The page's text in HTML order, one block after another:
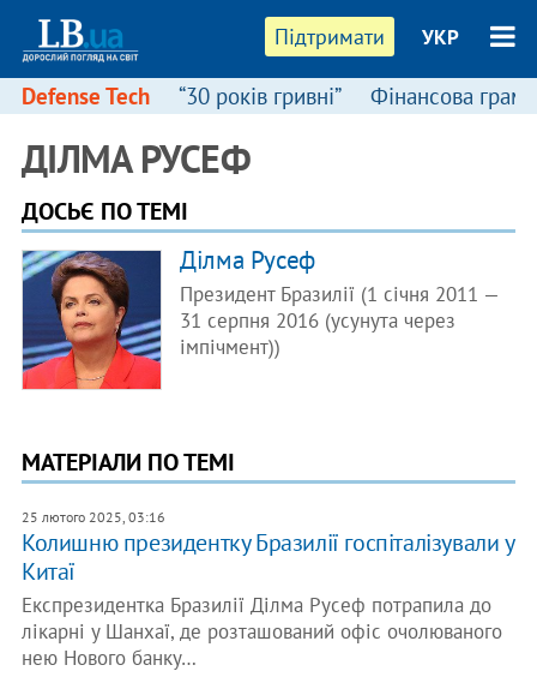
Підтримати УКР
Defense Tech “30 років гривні” Фінансова
ДІЛМА РУСЕФ
ДОСЬЄ ПО ТЕМІ
​Ділма Русеф
Президент Бразилії (1 січня 2011 —
31 серпня 2016 (усунута через
імпічмент))
МАТЕРІАЛИ ПО ТЕМІ
25 лютого 2025, 03:16
Колишню президентку Бразилії госпіталізували у
Китаї
Експрезидентка Бразилії Ділма Русеф потрапила до
лікарні у Шанхаї, де розташований офіс очолюваного
нею Нового банку…